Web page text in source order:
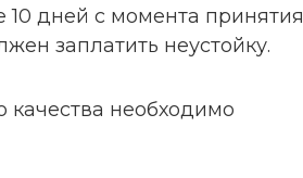
10 дней с момента принятия
заплатить неустойку.
качества необходимо